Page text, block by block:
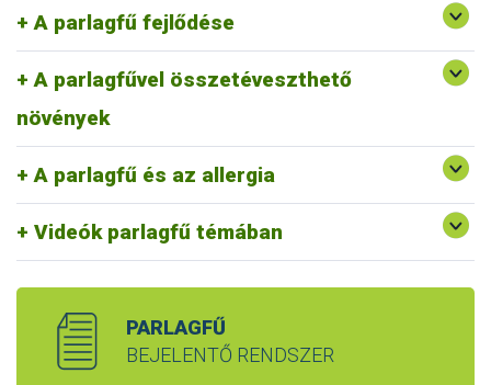
A parlagfű fejlődése
Tájékoztató anyag a parlagfű fejlődéséről képekben
A parlagfűvel összetéveszthető
növények
A parlagfűvel összetéveszthető növények
A parlagfű és az allergia
Tájékoztató: A parlagfű és az allergia
Videók parlagfű témában
Kevesebb parlagfű, több levegő! - A parlagfű mítosza
További videóinkKevesebb parlagfű, több
levegő!témában
PARLAGFŰ
BEJELENTŐ RENDSZER